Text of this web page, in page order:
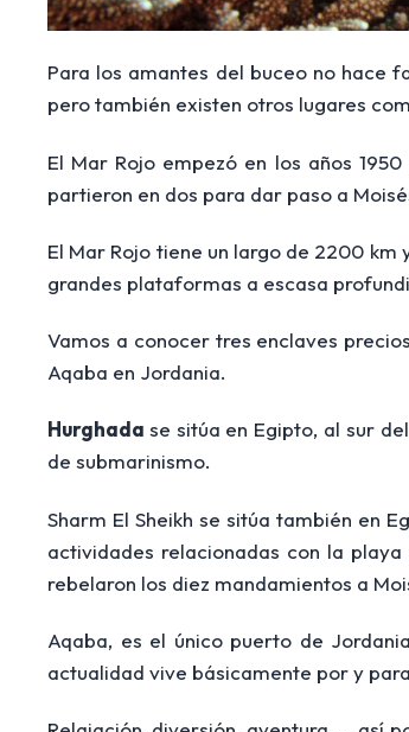
Para los amantes del buceo no hace
pero también existen otros lugares
El Mar Rojo empezó en los años
partieron en dos para dar paso a
El Mar Rojo tiene un largo de 2200 km
grandes plataformas a escasa
Vamos a conocer tres enclaves
Aqaba en Jordania.
Hurghada se sitúa en Egipto, al sur
de submarinismo.
Sharm El Sheikh se sitúa también en
actividades relacionadas con la
rebelaron los diez mandamientos a
Aqaba, es el único puerto de
actualidad vive básicamente por y